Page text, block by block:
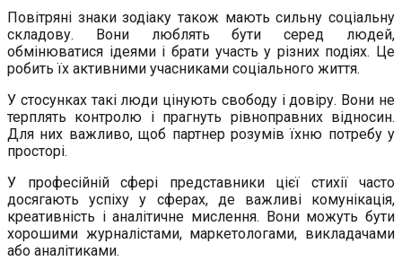
Повітряні знаки зодіаку також мають сильну соціальну
складову. Вони люблять бути серед людей,
обмінюватися ідеями і брати участь у різних подіях. Це
робить їх активними учасниками соціального життя.
У стосунках такі люди цінують свободу і довіру. Вони не
терплять контролю і прагнуть рівноправних відносин.
Для них важливо, щоб партнер розумів їхню потребу у
просторі.
У професійній сфері представники цієї стихії часто
досягають успіху у сферах, де важливі комунікація,
креативність і аналітичне мислення. Вони можуть бути
хорошими журналістами, маркетологами, викладачами
або аналітиками.